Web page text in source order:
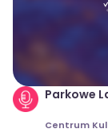
Parkowe
Centrum